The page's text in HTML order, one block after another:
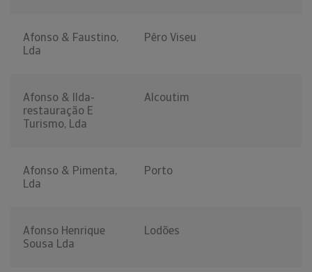
Afonso & Faustino,
Lda
Pêro Viseu
Afonso & Ilda-
restauração E
Turismo, Lda
Alcoutim
Afonso & Pimenta,
Lda
Porto
Afonso Henrique
Sousa Lda
Lodões